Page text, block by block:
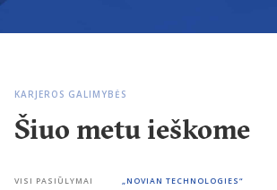
KARJEROS GALIMYBĖS
Šiuo metu ieškome
VISI PASIŪLYMAI „NOVIAN TECHNOLOGIES“